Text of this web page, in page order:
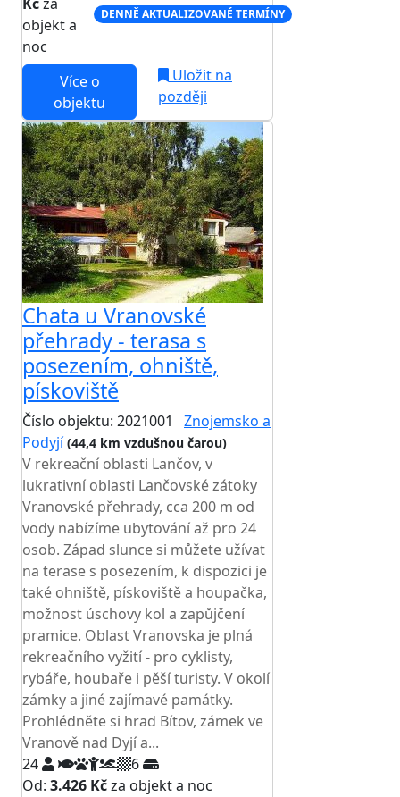
objekt a
noc
DENNĚ AKTUALIZOVANÉ TERMÍNY
Více o
objektu
Uložit na
později
Chata u Vranovské
přehrady - terasa s
posezením, ohniště,
pískoviště
Číslo objektu: 2021001
Znojemsko a
Podyjí (44,4 km vzdušnou čarou)
V rekreační oblasti Lančov, v
lukrativní oblasti Lančovské zátoky
Vranovské přehrady, cca 200 m od
vody nabízíme ubytování až pro 24
osob. Západ slunce si můžete užívat
na terase s posezením, k dispozici je
také ohniště, pískoviště a houpačka,
možnost úschovy kol a zapůjčení
pramice. Oblast Vranovska je plná
rekreačního vyžití - pro cyklisty,
rybáře, houbaře i pěší turisty. V okolí
zámky a jiné zajímavé památky.
Prohlédněte si hrad Bítov, zámek ve
Vranově nad Dyjí a...
24
6
Od: 3.426 Kčza objekt a noc